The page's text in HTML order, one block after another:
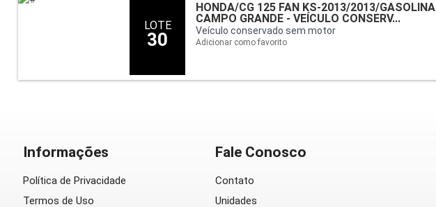
LOTE
30
HONDA/CG 125 FAN KS-2013/2013/
CAMPO GRANDE - VEÍCULO CONSERV...
Veículo conservado sem motor
Adicionar como favorito
Informações
Política de Privacidade
Termos de Uso
Fale Conosco
Contato
Unidades